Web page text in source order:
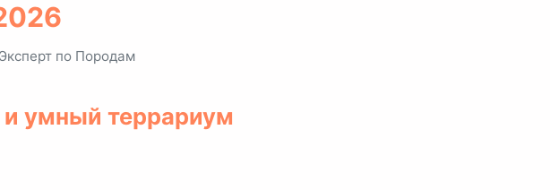
по Породам
умный террариум